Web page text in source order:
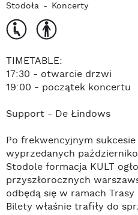
Stodoła Koncerty
TIMETABLE:
17:30 - otwarcie drzwi
19:00 - początek koncertu
Support - De Łindows
Po frekwencyjnym
wyprzedanych
Stodole formacja KULT
przyszłorocznych
odbędą się w ramach
Bilety właśnie trafiły do